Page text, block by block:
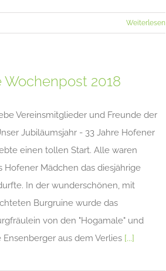
Weiterlesen
Wochenpost 2018
Vereinsmitglieder und Freunde der
Jubiläumsjahr - 33 Jahre Hofener
einen tollen Start. Alle waren
Hofener Mädchen das diesjährige
In der wunderschönen, mit
Burgruine wurde das
von den "Hogamale" und
aus dem Verlies [...]